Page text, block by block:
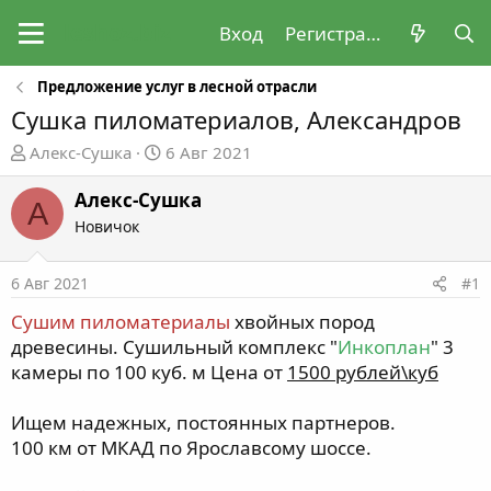
Вход Регистрация
Предложение услуг в лесной отрасли
Сушка пиломатериалов, Александров
А
в
о
р
е
ы
Алекс-Сушка
Д
а
т
а
л
а
6 Авг 2021
А Алекс-Сушка
Новичок
6 Авг 2021 #1
Сушим пиломатериалы хвойных пород
древесины. Сушильный комплекс "Инкоплан" 3
камеры по 100 куб. м Цена от 1500 рублей\куб
Ищем надежных, постоянных партнеров.
100 км от МКАД по Ярославсому шоссе.